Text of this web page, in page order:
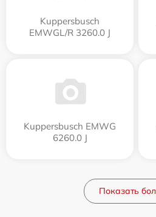
Kuppersbusch
EMWGL/R 3260.0 J
Kuppersbusch EMWG
6260.0 J
Показать